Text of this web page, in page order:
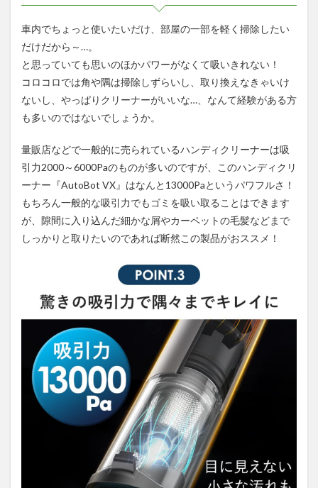
車内でちょっと使いたいだけ、部屋の一部を軽く掃除したい
だけだから～…。
と思っていても思いのほかパワーがなくて吸いきれない！
コロコロでは角や隅は掃除しずらいし、取り換えなきゃいけ
ないし、やっぱりクリーナーがいいな…、なんて経験がある方
も多いのではないでしょうか。
量販店などで一般的に売られているハンディクリーナーは吸
引力2000～6000Paのものが多いのですが、このハンディクリ
ーナー『AutoBot VX』はなんと13000Paというパワフルさ！
もちろん一般的な吸引力でもゴミを吸い取ることはできます
が、隙間に入り込んだ細かな屑やカーペットの毛髪などまで
しっかりと取りたいのであれば断然この製品がおススメ！